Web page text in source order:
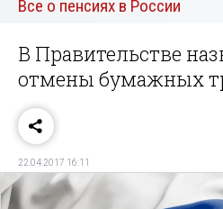
Все о пенсиях в России
В Правительстве
отмены бумажных
22.04.2017 16:11